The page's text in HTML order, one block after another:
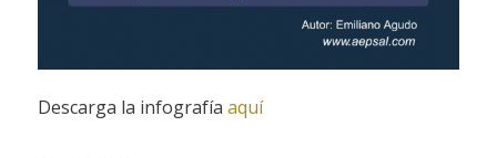
Descarga la infografía aquí